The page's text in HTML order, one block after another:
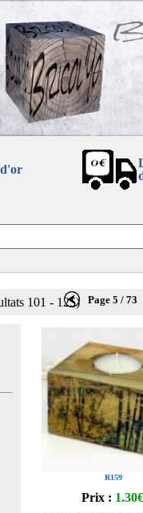
101 - 125) Page 5 / 73
R159
Prix : 1.30€